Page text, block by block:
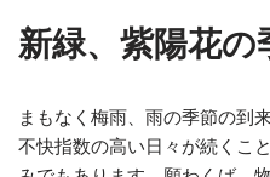
新緑、紫陽花の
まもなく梅雨、雨の季節の到
不快指数の高い日々が続くこ